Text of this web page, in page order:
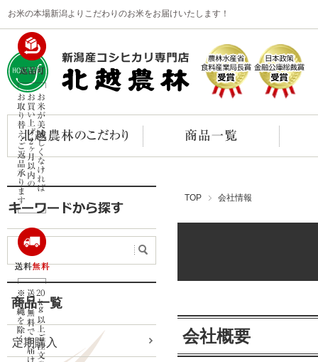
お米の本場新潟よりこだわりのお米をお届けいたします！
TOP 会社情報
会社概要
商品一覧
定期購入